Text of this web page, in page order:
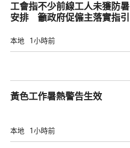
工會指不少前線工人未獲防暑
安排 籲政府促僱主落實指引
本地 1小時前
黃色工作暑熱警告生效
本地 1小時前